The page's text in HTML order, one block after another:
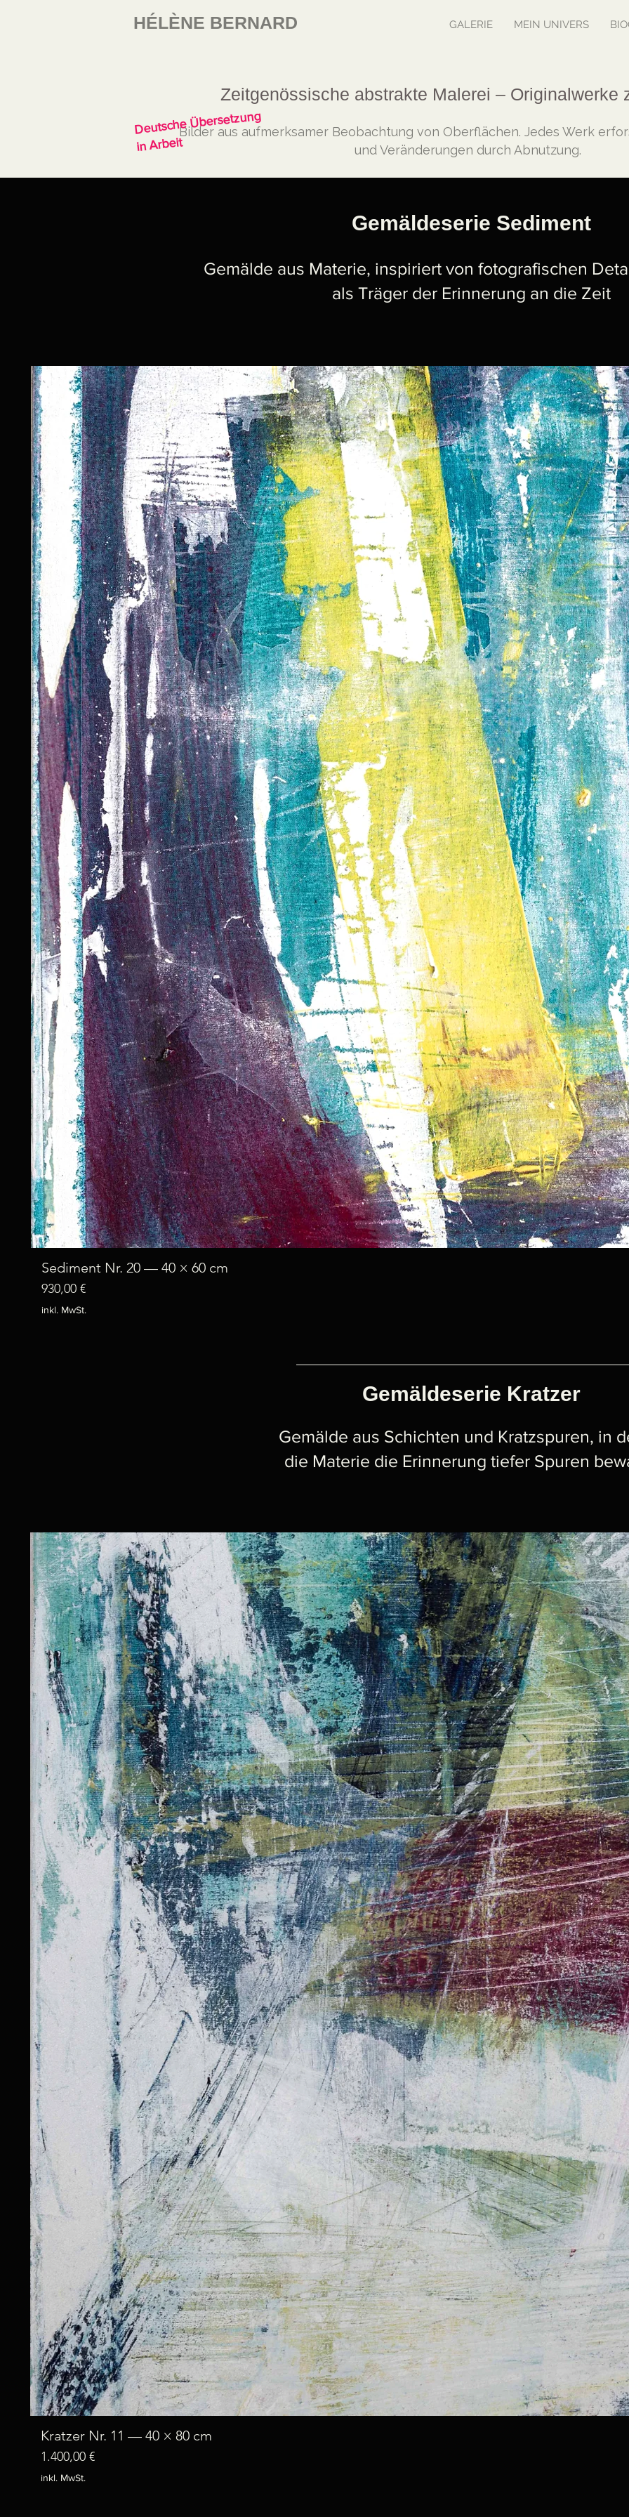
GALERIE MEIN UNIVERS
HÉLÈNE BERNARD
Zeitgenössische abstrakte Malerei – Originalwerke
Bilder aus aufmerksamer Beobachtung von Oberflächen. Jedes Werk
und Veränderungen durch Abnutzung.
Deutsche Übersetzung
in Arbeit
Gemäldeserie Sediment
Gemälde aus Materie, inspiriert von fotografischen
als Träger der Erinnerung an die Zeit
Sediment Nr. 20 — 40 × 60 cm
Preis
930,00 €
inkl. MwSt.
Gemäldeserie Kratzer
Gemälde aus Schichten und Kratzspuren, in
die Materie die Erinnerung tiefer Spuren
Kratzer Nr. 11 — 40 × 80 cm
Preis
1.400,00 €
inkl. MwSt.